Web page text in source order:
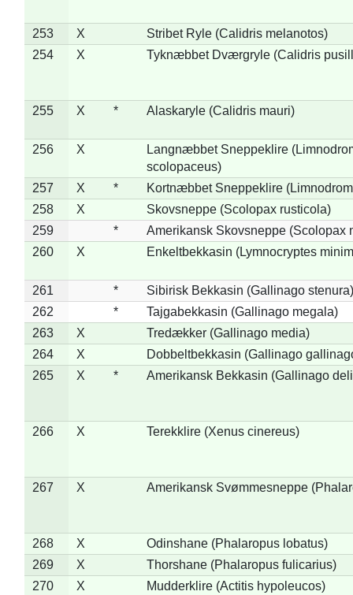
253 X
Stribet Ryle (Calidris melanotos)
254
X Tyknæbbet Dværgryle (Calidris
255 X * Alaskaryle (Calidris mauri)
256 X
Langnæbbet Sneppeklire
scolopaceus)
257
X *
Kortnæbbet Sneppeklire
258
X
Skovsneppe (Scolopax rusticola)
259
*
Amerikansk Skovsneppe (Scolopax
260
X Enkeltbekkasin (Lymnocryptes
261 *
Sibirisk Bekkasin (Gallinago stenura)
262
*
Tajgabekkasin (Gallinago megala)
263
X
Tredækker (Gallinago media)
264
X
Dobbeltbekkasin (Gallinago
265
X * Amerikansk Bekkasin (Gallinago
266 X Terekklire (Xenus cinereus)
267 X Amerikansk Svømmesneppe
268 X
Odinshane (Phalaropus lobatus)
269
X
Thorshane (Phalaropus fulicarius)
270
X
Mudderklire (Actitis hypoleucos)